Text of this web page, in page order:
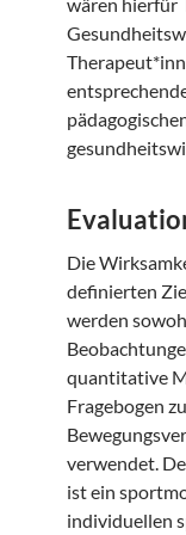
Die
definierten
werden
quantitative
Fragebogen
verwendet.
ist ein
individuellen